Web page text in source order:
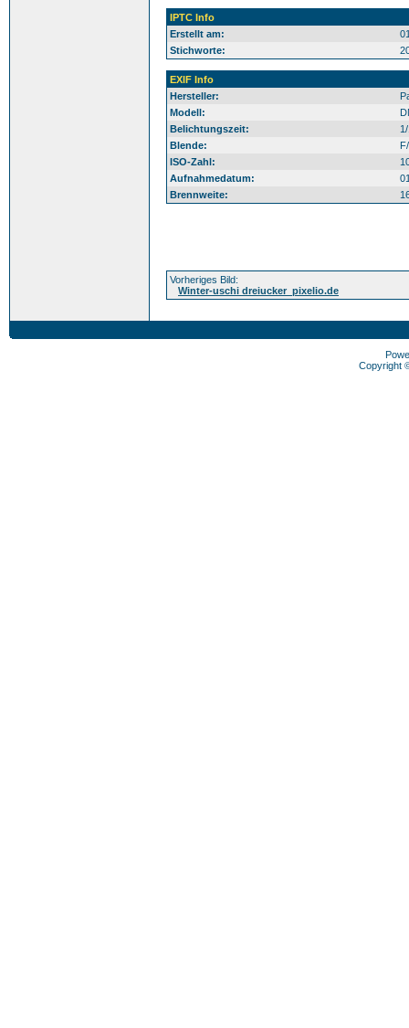
IPTC Info
Erstellt am:
Stichworte:
EXIF Info
Hersteller:
Modell:
Belichtungszeit:
Blende:
ISO-Zahl:
Aufnahmedatum:
Brennweite:
Vorheriges Bild:
Winter-uschi dreiucker_pixelio.de
Copyright